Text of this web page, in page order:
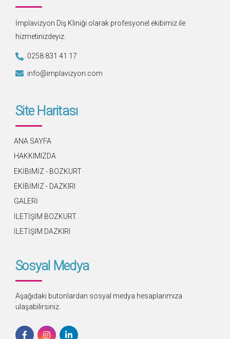
İmplavizyon Diş Kliniği olarak profesyonel ekibimiz ile
hizmetinizdeyiz.
0258 831 41 17
info@implavizyon.com
Site Haritası
ANA SAYFA
HAKKIMIZDA
EKİBİMİZ - BOZKURT
EKİBİMİZ - DAZKIRI
GALERİ
İLETİŞİM BOZKURT
İLETİŞİM DAZKIRI
Sosyal Medya
Aşağıdaki butonlardan sosyal medya hesaplarımıza
ulaşabilirsiniz.